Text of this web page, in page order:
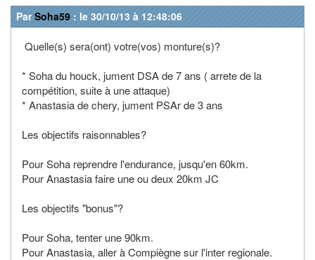
ParSoha59 : le 30/10/13 à 12:48:06
Quelle(s) sera(ont) votre(vos) monture(s)?
* Soha du houck, jument DSA de 7 ans ( arrete de la
compétition, suite à une attaque)
* Anastasia de chery, jument PSAr de 3 ans
Les objectifs raisonnables?
Pour Soha reprendre l'endurance, jusqu'en 60km.
Pour Anastasia faire une ou deux 20km JC
Les objectifs "bonus"?
Pour Soha, tenter une 90km.
Pour Anastasia, aller à Compiègne sur l'inter regionale.